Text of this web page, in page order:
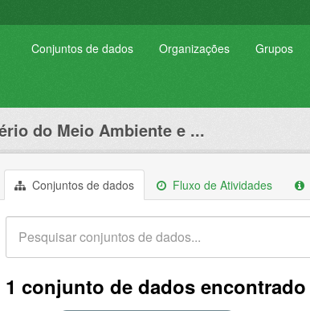
Conjuntos de dados Organizações Grupos
do Meio Ambiente e ...
Conjuntos de dados Fluxo de Atividades
1 conjunto de dados encontrado